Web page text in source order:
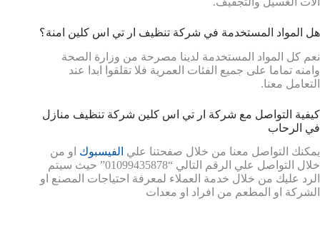
هل المواد المستخدمة في شركة تنظيف ار تي اس كلين امنة؟
نعم كل المواد المستخدمة لدينا مصرحة من وزارة الصحة
وامنه تماما على جميع الفئات العمرية فلا تقلقوا ابدا عند
التعامل معنا.
كيفية التواصل مع شركة ار تي اس كلين شركة تنظيف منازل
في الرحاب
يمكنك التواصل معنا من خلال صفحتنا علي الفيسبوك او من
خلال التواصل علي الرقم التالي “01099435878” حيث سيتم
الرد عليك من خلال خدمة العملاء لمعرفة احتياجات المصنع او
الشركة او المطعم من افراد او معدات